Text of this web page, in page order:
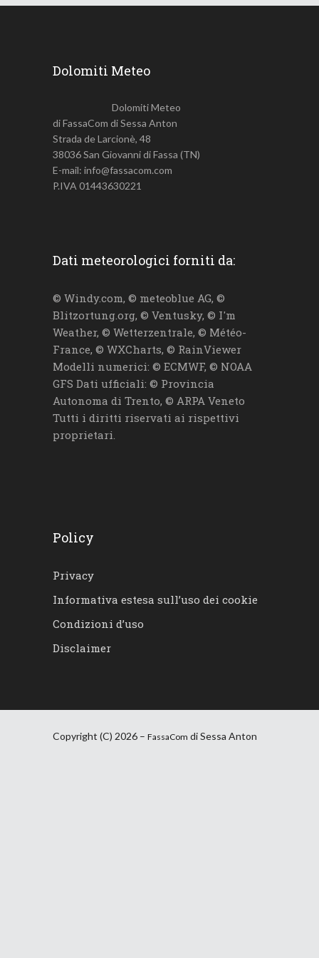
Dolomiti Meteo
Dolomiti Meteo
di FassaCom di Sessa Anton
Strada de Larcionè, 48
38036 San Giovanni di Fassa (TN)
E-mail: info@fassacom.com
P.IVA 01443630221
Dati meteorologici forniti da:
© Windy.com, © meteoblue AG, ©
Blitzortung.org, © Ventusky, © I'm
Weather, © Wetterzentrale, © Météo-
France, © WXCharts, © RainViewer
Modelli numerici: © ECMWF, © NOAA
GFS Dati ufficiali: © Provincia
Autonoma di Trento, © ARPA Veneto
Tutti i diritti riservati ai rispettivi
proprietari.
Policy
Privacy
Informativa estesa sull’uso dei cookie
Condizioni d’uso
Disclaimer
Copyright (C) 2026 – FassaCom di Sessa Anton